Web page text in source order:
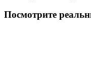
Посмотрите